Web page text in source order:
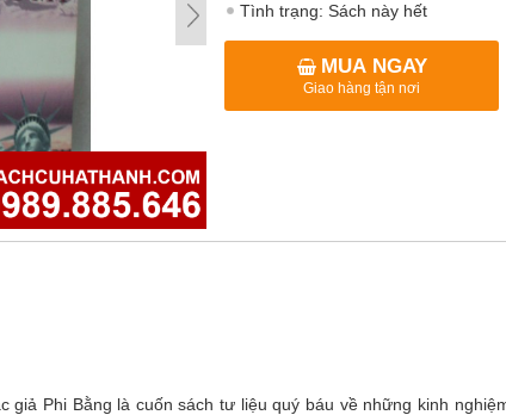
Tình trạng: Sách này hết
MUA NGAY
Giao hàng tận nơi
giả Phi Bằng là cuốn sách tư liệu quý báu về những kinh